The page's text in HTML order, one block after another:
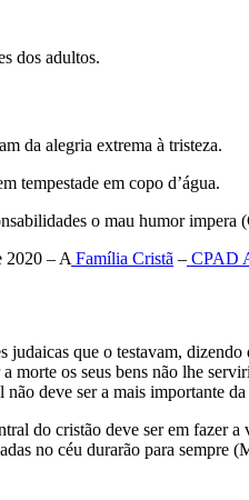
dos adultos.
da alegria extrema à tristeza.
tempestade em copo d’água.
o mau humor
2020 – A Família Cristã – CPAD
judaicas que o testavam,
morte os seus bens não lhe
deve ser a mais importante
do cristão deve ser em fazer
no céu durarão para